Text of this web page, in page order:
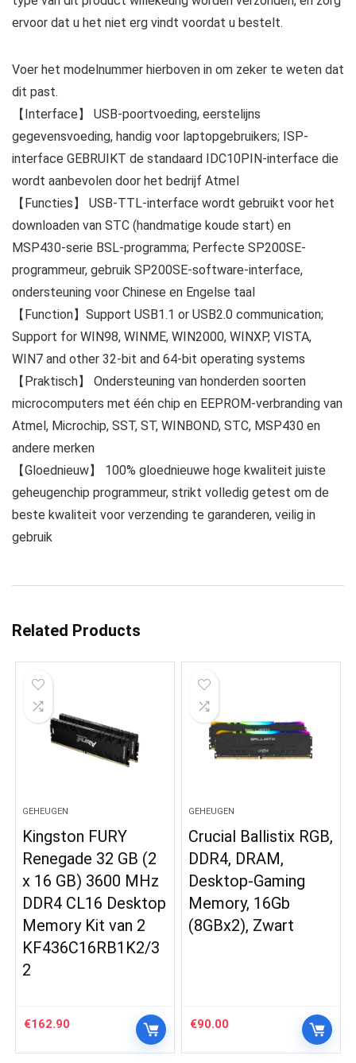
ervoor dat u het niet erg vindt voordat u bestelt.
Voer het modelnummer hierboven in om zeker te weten dat
dit past.
【Interface】 USB-poortvoeding, eerstelijns
gegevensvoeding, handig voor laptopgebruikers; ISP-
interface GEBRUIKT de standaard IDC10PIN-interface die
wordt aanbevolen door het bedrijf Atmel
【Functies】 USB-TTL-interface wordt gebruikt voor het
downloaden van STC (handmatige koude start) en
MSP430-serie BSL-programma; Perfecte SP200SE-
programmeur, gebruik SP200SE-software-interface,
ondersteuning voor Chinese en Engelse taal
【Function】Support USB1.1 or USB2.0 communication;
Support for WIN98, WINME, WIN2000, WINXP, VISTA,
WIN7 and other 32-bit and 64-bit operating systems
【Praktisch】 Ondersteuning van honderden soorten
microcomputers met één chip en EEPROM-verbranding van
Atmel, Microchip, SST, ST, WINBOND, STC, MSP430 en
andere merken
【Gloednieuw】 100% gloednieuwe hoge kwaliteit juiste
geheugenchip programmeur, strikt volledig getest om de
beste kwaliteit voor verzending te garanderen, veilig in
gebruik
Related Products
GEHEUGEN
Kingston FURY
Renegade 32 GB (2
x 16 GB) 3600 MHz
DDR4 CL16 Desktop
Memory Kit van 2
KF436C16RB1K2/3
2
€162.90
GEHEUGEN
Crucial Ballistix RGB,
DDR4, DRAM,
Desktop-Gaming
Memory, 16Gb
(8GBx2), Zwart
€90.00